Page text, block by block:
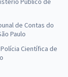
de Contas do
Paulo
Científica de